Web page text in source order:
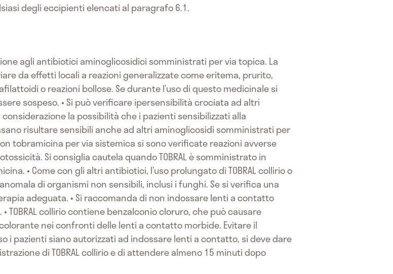
degli eccipienti elencati al paragrafo 6.1.
agli antibiotici aminoglicosidici somministrati per via topica. La
da effetti locali a reazioni generalizzate come eritema, prurito,
o reazioni bollose. Se durante l’uso di questo medicinale si
sospeso. • Si può verificare ipersensibilità crociata ad altri
la possibilità che i pazienti sensibilizzati alla
risultare sensibili anche ad altri aminoglicosidi somministrati per
tobramicina per via sistemica si sono verificate reazioni avverse
Si consiglia cautela quando TOBRAL è somministrato in
• Come con gli altri antibiotici, l’uso prolungato di TOBRAL collirio o
di organismi non sensibili, inclusi i funghi. Se si verifica una
adeguata. • Si raccomanda di non indossare lenti a contatto
collirio contiene benzalconio cloruro, che può causare
nei confronti delle lenti a contatto morbide. Evitare il
i pazienti siano autorizzati ad indossare lenti a contatto, si deve dare
di TOBRAL collirio e di attendere almeno 15 minuti dopo